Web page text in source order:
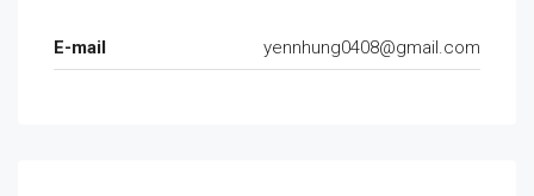
E-mail yennhung0408@gmail.com